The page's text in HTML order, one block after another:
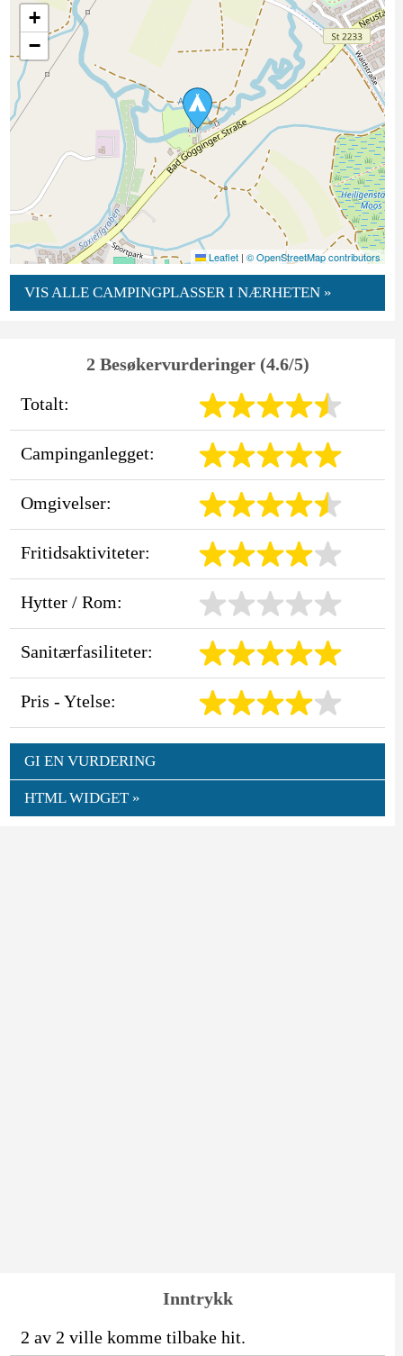
+
−
Leaflet | © OpenStreetMap contributors
VIS ALLE CAMPINGPLASSER I NÆRHETEN »
2 Besøkervurderinger (4.6/5)
Totalt:
Campinganlegget:
Omgivelser:
Fritidsaktiviteter:
Hytter / Rom:
Sanitærfasiliteter:
Pris - Ytelse:
GI EN VURDERING
HTML WIDGET »
Inntrykk
2 av 2 ville komme tilbake hit.